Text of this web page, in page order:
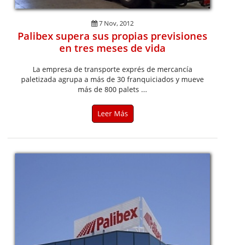
7 Nov, 2012
Palibex supera sus propias previsiones
en tres meses de vida
La empresa de transporte exprés de mercancía
paletizada agrupa a más de 30 franquiciados y mueve
más de 800 palets ...
Leer Más